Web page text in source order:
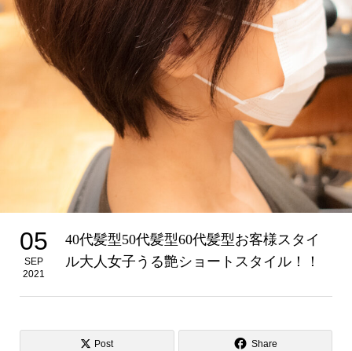
05
SEP
2021
40代髪型50代髪型60代髪型お客様スタイ
ル大人女子うる艶ショートスタイル！！
Post Share